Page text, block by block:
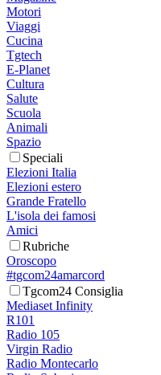
Motori
Viaggi
Cucina
Tgtech
E-Planet
Cultura
Salute
Scuola
Animali
Spazio
Speciali
Elezioni Italia
Elezioni estero
Grande Fratello
L'isola dei famosi
Amici
Rubriche
Oroscopo
#tgcom24amarcord
Tgcom24 Consiglia
Mediaset Infinity
R101
Radio 105
Virgin Radio
Radio Montecarlo